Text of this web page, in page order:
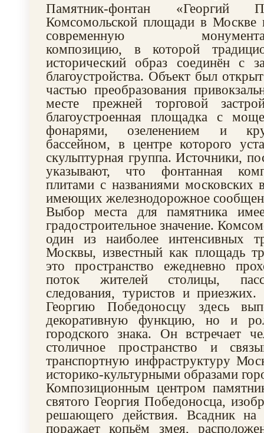
Памятник-фонтан «Георгий
Комсомольской площади в Москве
современную
композицию, в которой
исторический образ соединён с
благоустройства. Объект был
частью преобразования
месте прежней торговой
благоустроенная площадка с
фонарями, озеленением и
бассейном, в центре которого
скульптурная группа. Источники,
указывают, что фонтанная
плитами с названиями московских
имеющих железнодорожное
Выбор места для памятника
градостроительное значение.
один из наиболее интенсивных
Москвы, известный как площадь
это пространство ежедневно
поток жителей столицы,
следования, туристов и
Георгию Победоносцу здесь
декоративную функцию, но и
городского знака. Он встречает
столичное пространство и
транспортную инфраструктуру
историко-культурными образами
Композиционным центром
святого Георгия Победоносца,
решающего действия. Всадник на
поражает копьём змея,